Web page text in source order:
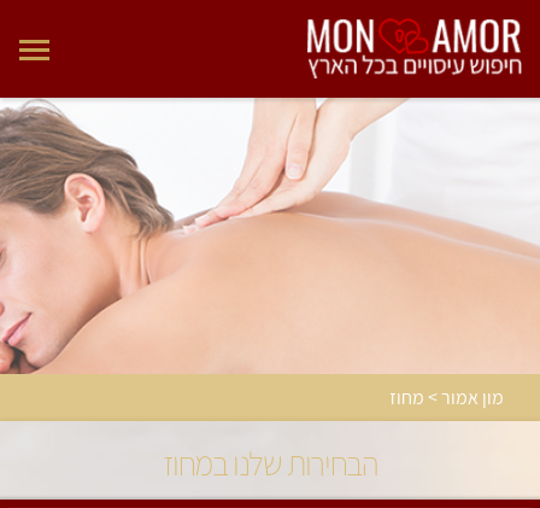
מון אמור > מחוז
הבחירות שלנו במחוז